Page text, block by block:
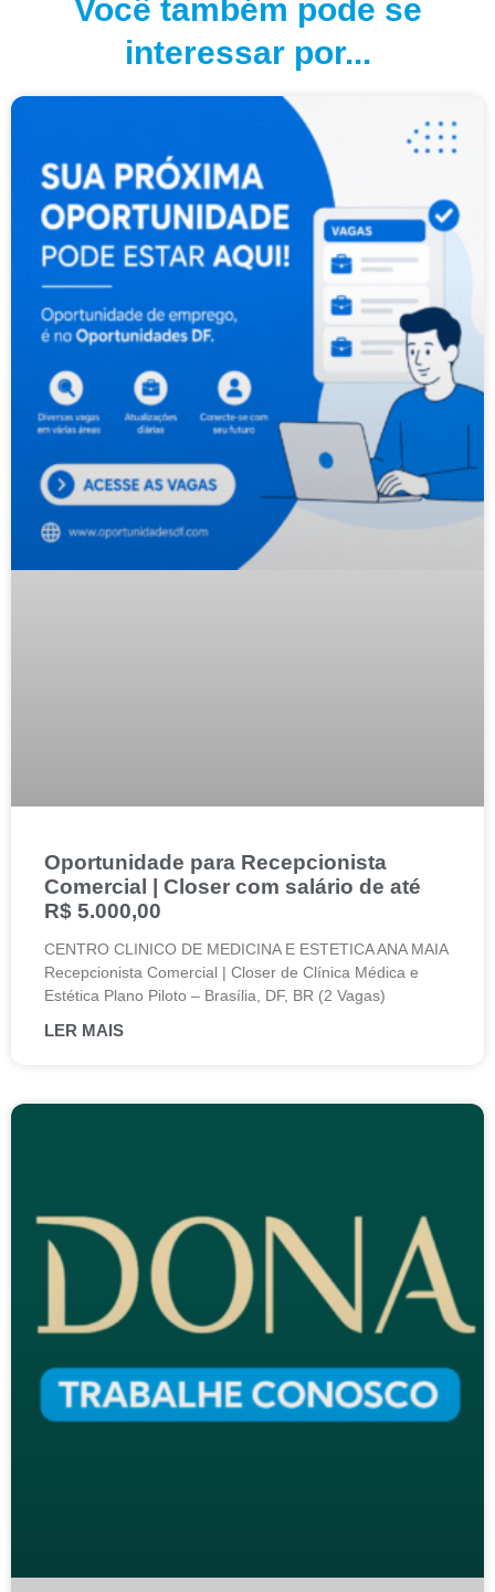
Você também pode se
interessar por...
Oportunidade para Recepcionista
Comercial | Closer com salário de até
R$ 5.000,00
CENTRO CLINICO DE MEDICINA E ESTETICA ANA MAIA
Recepcionista Comercial | Closer de Clínica Médica e
Estética Plano Piloto – Brasília, DF, BR (2 Vagas)
LER MAIS